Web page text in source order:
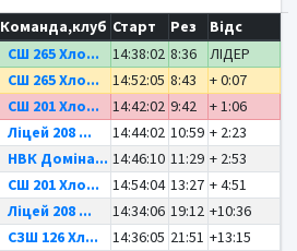
Команда,клуб Старт Рез
Відс
СШ 265 Хло... 14:38:02 8:36
ЛІДЕР
СШ 265 Хло... 14:52:05 8:43
+ 0:07
СШ 201 Хло... 14:42:02 9:42
+ 1:06
Ліцей 208 ... 14:44:02 10:59 + 2:23
НВК Доміна... 14:46:10 11:29 + 2:53
СШ 201 Хло... 14:54:04 13:27 + 4:51
Ліцей 208 ... 14:34:06 19:12 +10:36
СЗШ 126 Хл... 14:36:05 21:51 +13:15